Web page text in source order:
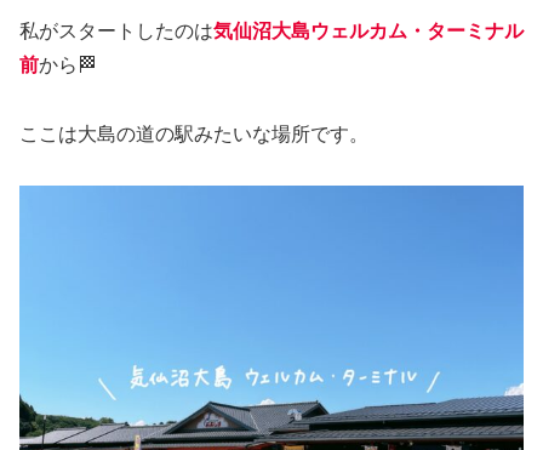
私がスタートしたのは気仙沼大島ウェルカム・ターミナル
前から🏁
ここは大島の道の駅みたいな場所です。